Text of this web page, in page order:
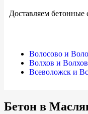
Доставляем бетонные
Волосово и
Волхов и
Всеволожск и
Бетон в